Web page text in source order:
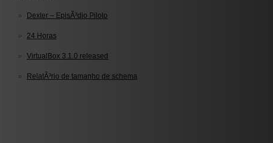
Dexter – EpisÃ³dio Piloto
24 Horas
VirtualBox 3.1.0 released
RelatÃ³rio de tamanho de schema